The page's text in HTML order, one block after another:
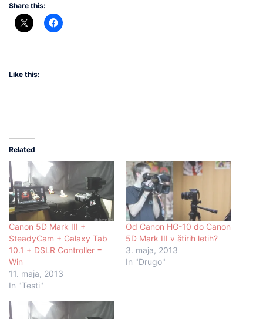
Share this:
Like this:
Related
Canon 5D Mark III +
SteadyCam + Galaxy Tab
10.1 + DSLR Controller =
Win
11. maja, 2013
In "Testi"
Od Canon HG-10 do Canon
5D Mark III v štirih letih?
3. maja, 2013
In "Drugo"